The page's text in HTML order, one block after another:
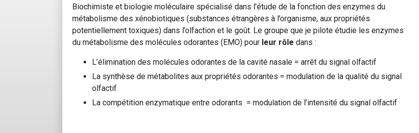
Biochimiste et biologie moléculaire spécialisé dans l’étude de la fonction des enzymes du
métabolisme des xénobiotiques (substances étrangères à l’organisme, aux propriétés
potentiellement toxiques) dans l’olfaction et le goût. Le groupe que je pilote étudie les enzymes
du métabolisme des molécules odorantes (EMO) pour leur rôle dans :
L’élimination des molécules odorantes de la cavité nasale = arrêt du signal olfactif
La synthèse de métabolites aux propriétés odorantes = modulation de la qualité du signal
olfactif
La compétition enzymatique entre odorants = modulation de l’intensité du signal olfactif